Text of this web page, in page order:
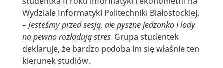
Wydziale Informatyki Politechniki Białostockiej.
– Jesteśmy przed sesją, ale pyszne jedzonko i lody
na pewno rozładują stres. Grupa studentek
deklaruje, że bardzo podoba im się właśnie ten
kierunek studiów.